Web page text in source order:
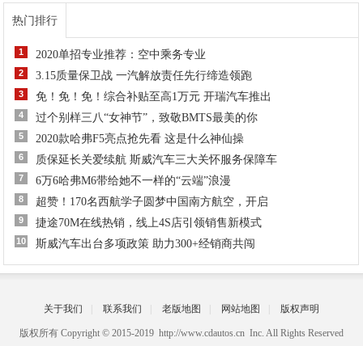
热门排行
1 2020单招专业推荐：空中乘务专业
2 3.15质量保卫战 一汽解放责任先行缔造领跑
3 免！免！免！综合补贴至高1万元 开瑞汽车推出
4 过个别样三八“女神节”，致敬BMTS最美的你
5 2020款哈弗F5亮点抢先看 这是什么神仙操
6 质保延长关爱续航 斯威汽车三大关怀服务保障车
7 6万6哈弗M6带给她不一样的“云端”浪漫
8 超赞！170名西航学子圆梦中国南方航空，开启
9 捷途70M在线热销，线上4S店引领销售新模式
10 斯威汽车出台多项政策 助力300+经销商共闯
关于我们 联系我们 老版地图 网站地图 版权声明
版权所有 Copyright © 2015-2019 http://www.cdautos.cn Inc. All Rights Reserved